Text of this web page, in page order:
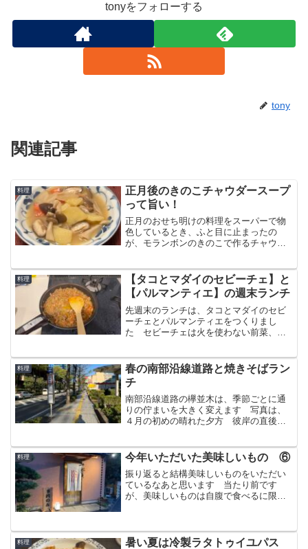
tonyをフォローする
tony
関連記事
料理
正月後のきのこチャウダースープ
って旨い！
正月のおせち明けの料理をスーパーで物
色しているとき、ふと目に止まったの
が、モランボンのきのこで作るチャウダ
りしてたので試してみることにしました
料理
【タコとマダイのセビーチェ】と
【パルマンティエ】の週末ランチ
先週末のランチは、タコとマダイのセビ
ーチェとパルマンティエをつくりまし
た セビーチェは火を使わない前菜、パ
エは翌日弁当のおかずに転用しました
冷めても美味しかったです！
料理
春の南部沿線道路と焼きそばラン
チ
南部沿線道路の欅並木は、季節ごとに通
りの佇まいを大きく変えます 写真は、
４月の初めの晴れた夕方 彼岸の直後の
わっているのを目に見える形で教えてく
れます
料理 今年いただいた美味しいもの ⑥
振り返ると結構美味しいものをいただい
ているなあと思います 当たり前です
が、美味しいものは自腹で食べるに限り
ら寿司、中華料理、洋食、そして名物寿
司をいただきました
料理
暑い夏は冷製ラタトゥイユパス